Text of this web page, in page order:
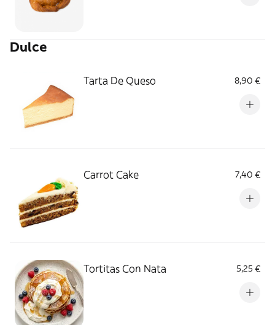
Dulce
Tarta De Queso 8,90 €
Carrot Cake 7,40 €
Tortitas Con Nata 5,25 €